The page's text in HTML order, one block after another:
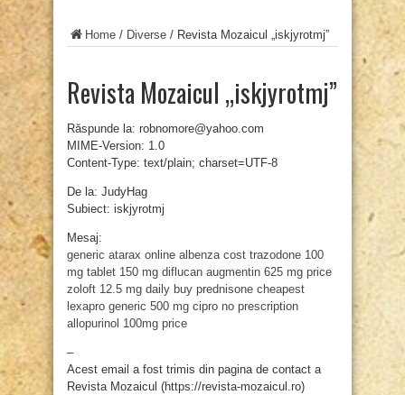
Home / Diverse / Revista Mozaicul „iskjyrotmj”
Revista Mozaicul „iskjyrotmj”
Răspunde la: robnomore@yahoo.com
MIME-Version: 1.0
Content-Type: text/plain; charset=UTF-8
De la: JudyHag
Subiect: iskjyrotmj
Mesaj:
generic atarax online albenza cost trazodone 100
mg tablet 150 mg diflucan augmentin 625 mg price
zoloft 12.5 mg daily buy prednisone cheapest
lexapro generic 500 mg cipro no prescription
allopurinol 100mg price
–
Acest email a fost trimis din pagina de contact a
Revista Mozaicul (https://revista-mozaicul.ro)